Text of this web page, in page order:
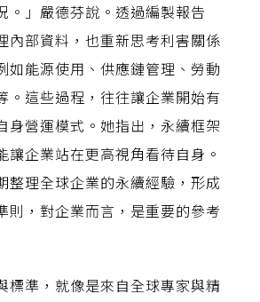
。」嚴德芬說。透過編製報告
內部資料，也重新思考利害關係
如能源使用、供應鏈管理、勞動
。這些過程，往往讓企業開始有
身營運模式。她指出，永續框架
讓企業站在更高視角看待自身。
整理全球企業的永續經驗，形成
則，對企業而言，是重要的參考
標準，就像是來自全球專家與精